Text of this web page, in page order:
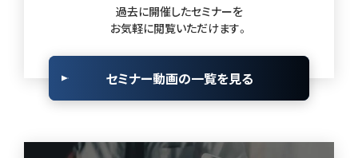
過去に開催したセミナーを
お気軽に閲覧いただけます。
セミナー動画の一覧を見る